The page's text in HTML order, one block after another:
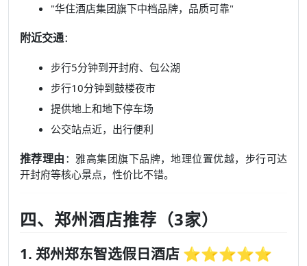
"华住酒店集团旗下中档品牌，品质可靠"
附近交通：
步行5分钟到开封府、包公湖
步行10分钟到鼓楼夜市
提供地上和地下停车场
公交站点近，出行便利
推荐理由 ：雅高集团旗下品牌，地理位置优越，步行可达
开封府等核心景点，性价比不错。
四、郑州酒店推荐（3家）
1. 郑州郑东智选假日酒店 ⭐⭐⭐⭐⭐